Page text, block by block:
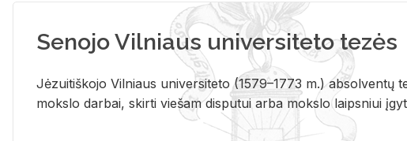
Senojo Vilniaus universiteto tezės
Jėzuitiškojo Vilniaus universiteto (1579–1773 m.) absolventų
mokslo darbai, skirti viešam disputui arba mokslo laipsniui